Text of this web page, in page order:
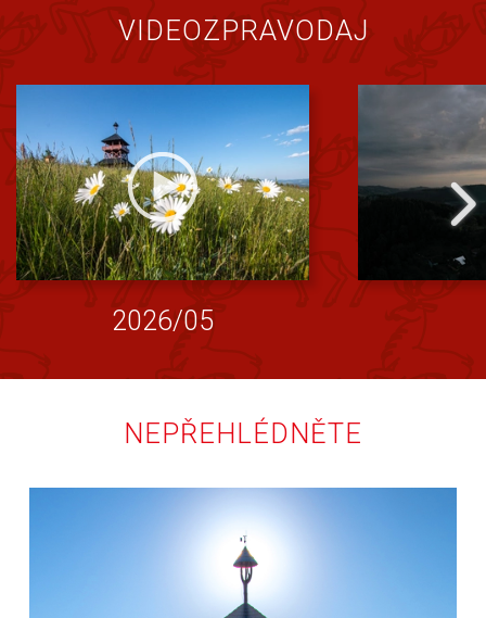
VIDEOZPRAVODAJ
2026/05
NEPŘEHLÉDNĚTE